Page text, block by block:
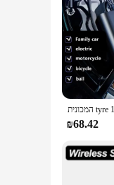
toolkit,
₪68.42